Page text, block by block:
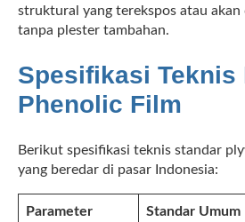
struktural yang terekspos atau
tanpa plester tambahan.
Spesifikasi Teknis
Phenolic Film
Berikut spesifikasi teknis standar
yang beredar di pasar Indonesia:
Parameter Standar Umum